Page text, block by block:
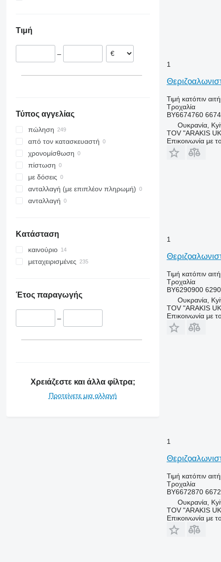
Lexion 750
Lexion 780
9780
H-series
Τιμή
–
Τύπος αγγελίας
πώληση
από τον κατασκευαστή
χρονομίσθωση
πίστωση
με δόσεις
ανταλλαγή (με επιπλέον πληρωμή)
ανταλλαγή
Κατάσταση
καινούριο
μεταχειρισμένες
Έτος παραγωγής
–
Χρειάζεστε και άλλα φίλτρα;
Προτείνετε μια αλλαγή
1
Τιμή κατόπιν
Τροχαλία
BY6674760
Ουκρανία,
TOV "ARAKIS
Επικοινωνία με
1
Τιμή κατόπιν
Τροχαλία
BY6290900
Ουκρανία,
TOV "ARAKIS
Επικοινωνία με
1
Τιμή κατόπιν
Τροχαλία
BY6672870
Ουκρανία,
TOV "ARAKIS
Επικοινωνία με